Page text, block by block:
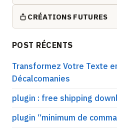
CRÉATIONS FUTURES
POST RÉCENTS
Transformez Votre Texte
Décalcomanies
plugin : free shipping
plugin “minimum de